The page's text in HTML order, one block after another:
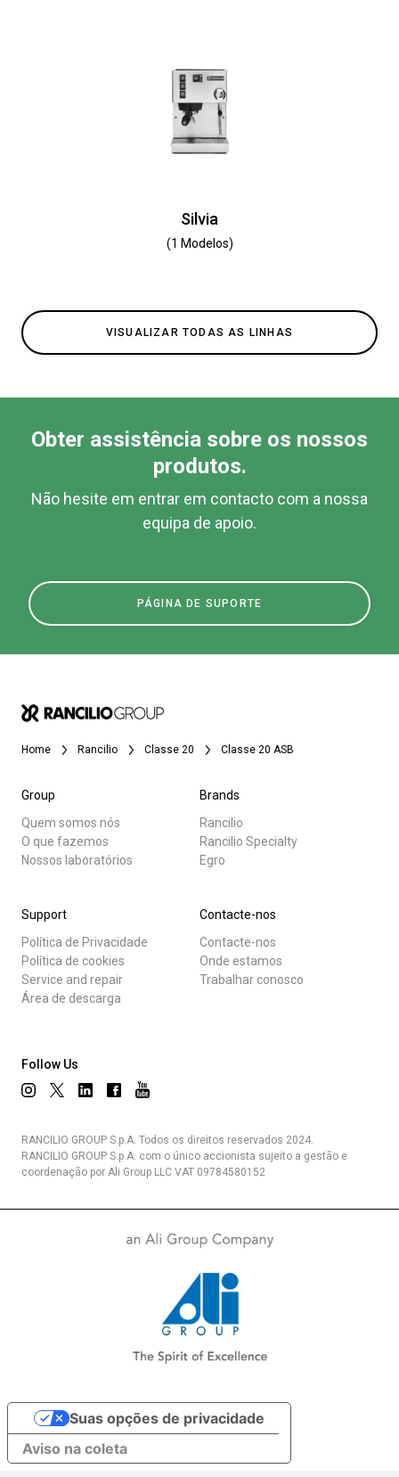
Silvia
(1 Modelos)
VISUALIZAR TODAS AS LINHAS
Obter assistência sobre os nossos
produtos.
Não hesite em entrar em contacto com a nossa
equipa de apoio.
PÁGINA DE SUPORTE
Home Rancilio Classe 20 Classe 20 ASB
Group
Quem somos nós
O que fazemos
Nossos laboratórios
Brands
Rancilio
Rancilio Specialty
Egro
Support
Política de Privacidade
Política de cookies
Service and repair
Área de descarga
Contacte-nos
Contacte-nos
Onde estamos
Trabalhar conosco
Follow Us
RANCILIO GROUP S.p.A. Todos os direitos reservados 2024.
RANCILIO GROUP S.p.A. com o único accionista sujeito a gestão e
coordenação por Ali Group LLC VAT 09784580152
Aviso na coleta
Suas opções de privacidade